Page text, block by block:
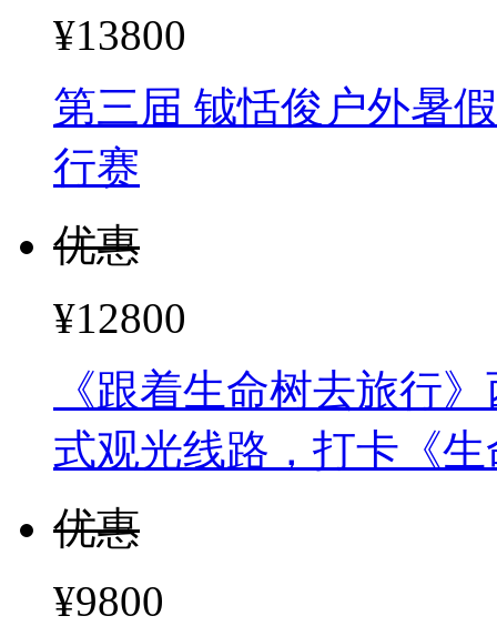
¥13800
第三届 钺恬俊户外暑
行赛
优惠
¥12800
《跟着生命树去旅行
式观光线路，打卡《
优惠
¥9800